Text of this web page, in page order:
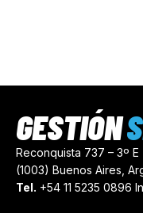
Reconquista 737 – 3º E
(1003) Buenos Aires,
Tel. +54 11 5235 0896
GESTIÓN